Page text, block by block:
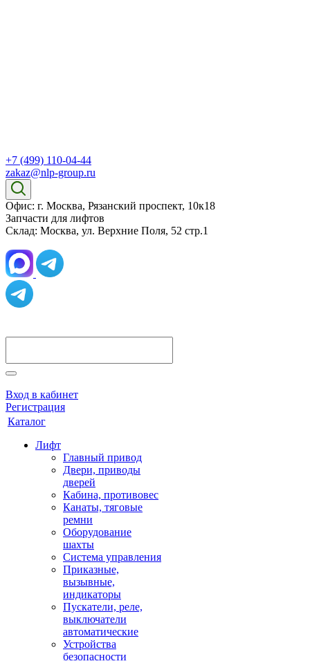
+7 (499) 110-04-44
zakaz@nlp-group.ru
Офис: г. Москва, Рязанский проспект, 10к18
Запчасти для лифтов
Склад: Москва, ул. Верхние Поля, 52 стр.1
Вход в кабинет
Регистрация
Каталог
Лифт
Главный привод
Двери, приводы
дверей
Кабина, противовес
Канаты, тяговые
ремни
Оборудование
шахты
Система управления
Приказные,
вызывные,
индикаторы
Пускатели, реле,
выключатели
автоматические
Устройства
безопасности